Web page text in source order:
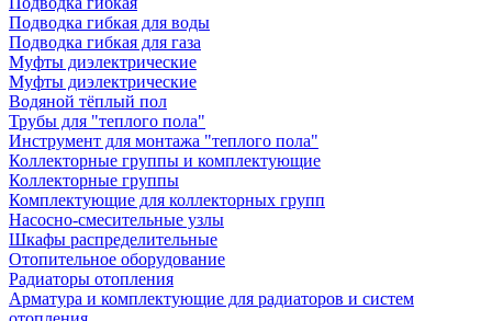
Подводка гибкая для воды
Подводка гибкая для газа
Муфты диэлектрические
Муфты диэлектрические
Водяной тёплый пол
Трубы для "теплого пола"
Инструмент для монтажа "теплого пола"
Коллекторные группы и комплектующие
Коллекторные группы
Комплектующие для коллекторных групп
Насосно-смесительные узлы
Шкафы распределительные
Отопительное оборудование
Радиаторы отопления
Арматура и комплектующие для радиаторов и систем